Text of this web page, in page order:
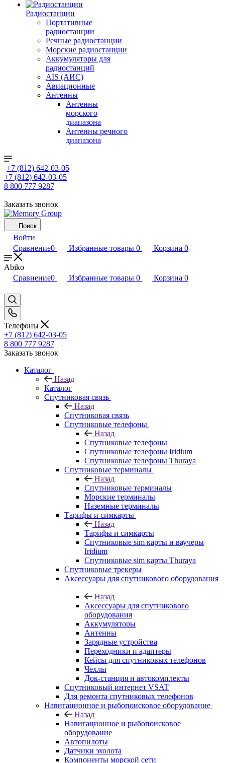
Радиостанции
Портативные
радиостанции
Речные радиостанции
Морские радиостанции
Аккумуляторы для
радиостанций
AIS (АИС)
Авиационные
Антенны
Антенны
морского
диапазона
Антенны речного
диапазона
+7 (812) 642-03-05
+7 (812) 642-03-05
8 800 777 9287
Заказать звонок
Поиск
Войти
Сравнение0 Избранные товары 0 Корзина 0
Abiko
Сравнение0 Избранные товары 0 Корзина 0
Телефоны
+7 (812) 642-03-05
8 800 777 9287
Заказать звонок
Каталог
Назад
Каталог
Спутниковая связь
Назад
Спутниковая связь
Спутниковые телефоны
Назад
Спутниковые телефоны
Спутниковые телефоны Iridium
Спутниковые телефоны Thuraya
Спутниковые терминалы
Назад
Спутниковые терминалы
Морские терминалы
Наземные терминалы
Тарифы и симкарты
Назад
Тарифы и симкарты
Спутниковые sim карты и ваучеры
Iridium
Спутниковые sim карты Thuraya
Спутниковые трекеры
Аксессуары для спутникового оборудования
Назад
Аксессуары для спутникового
оборудования
Аккумуляторы
Антенны
Зарядные устройства
Переходники и адаптеры
Кейсы для спутниковых телефонов
Чехлы
Док-станция и автокомплекты
Спутниковый интернет VSAT
Для ремонта спутниковых телефонов
Навигационное и рыбопоисковое оборудование
Назад
Навигационное и рыбопоисковое
оборудование
Автопилоты
Датчики эхолота
Компоненты морской сети